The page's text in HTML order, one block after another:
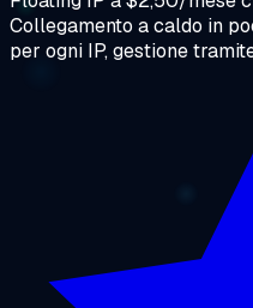
Collegamento a caldo in
per ogni IP, gestione